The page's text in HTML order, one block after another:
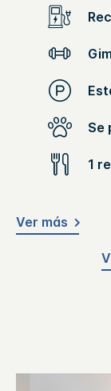
1
Ver más